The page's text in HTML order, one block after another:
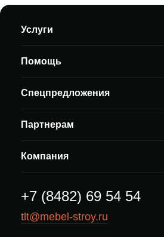
Услуги
Помощь
Спецпредложения
Партнерам
Компания
+7 (8482) 69 54 54
tlt@mebel-stroy.ru